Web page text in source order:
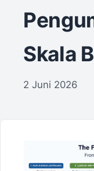
Skala
2 Juni 2026